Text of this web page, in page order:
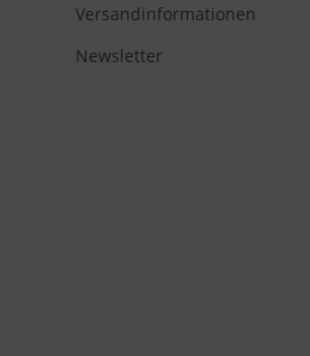
Versandinformationen
Newsletter